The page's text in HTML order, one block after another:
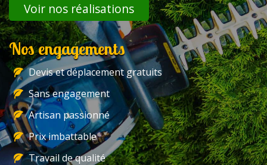
Voir nos réalisations
Nos engagements
Devis et déplacement gratuits
Sans engagement
Artisan passionné
Prix imbattable
Travail de qualité